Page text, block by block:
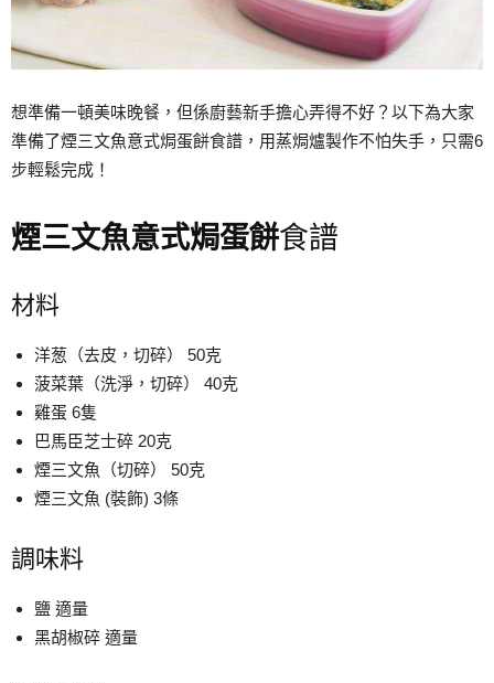
想準備一頓美味晚餐，但係廚藝新手擔心弄得不好？以下為大家
準備了煙三文魚意式焗蛋餅食譜，用蒸焗爐製作不怕失手，只需6
步輕鬆完成！
煙三文魚意式焗蛋餅食譜
材料
洋葱（去皮，切碎） 50克
菠菜葉（洗淨，切碎） 40克
雞蛋 6隻
巴馬臣芝士碎 20克
煙三文魚（切碎） 50克
煙三文魚 (裝飾) 3條
調味料
鹽 適量
黑胡椒碎 適量